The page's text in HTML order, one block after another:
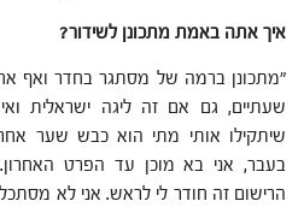
איך אתה באמת מתכונן לשידור?
"מתכונן ברמה של מסתגר בחדר ואף
שעתיים, גם אם זה ליגה ישראלית
שיתקילו אותי מתי הוא כבש שער
בעבר, אני בא מוכן עד הפרט
הרישום זה חודר לי לראש. אני לא